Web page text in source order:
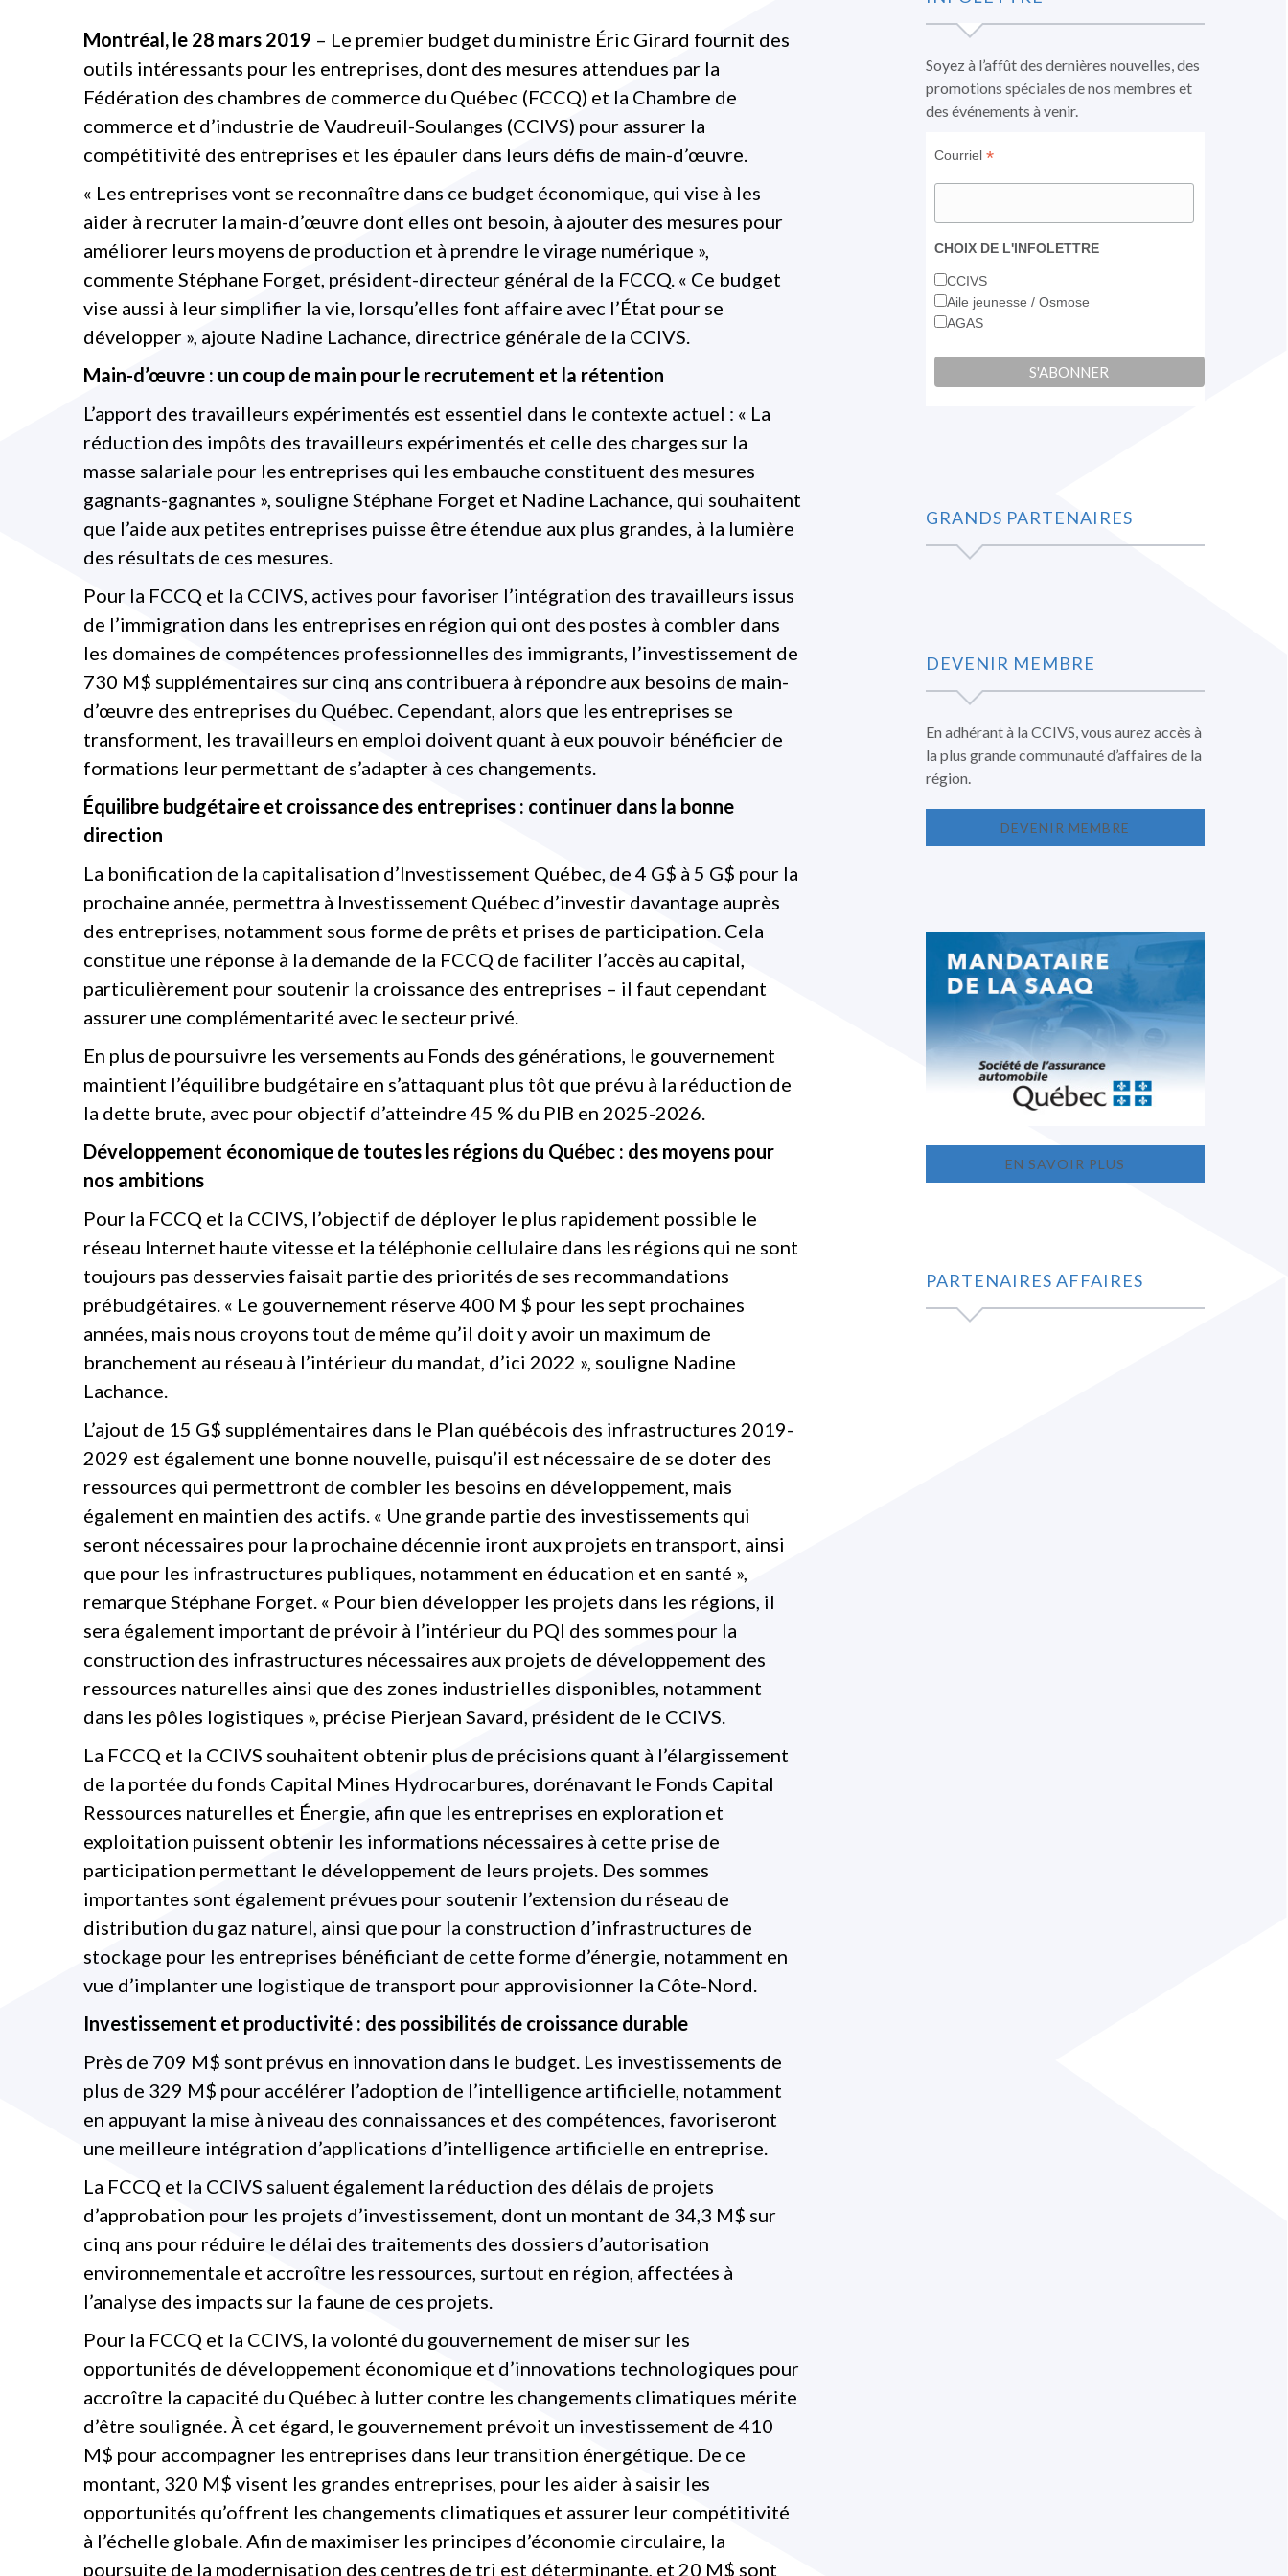
Montréal, le 28 mars 2019 – Le premier budget du ministre Éric Girard fournit des
outils intéressants pour les entreprises, dont des mesures attendues par la
Fédération des chambres de commerce du Québec (FCCQ) et la Chambre de
commerce et d’industrie de Vaudreuil-Soulanges (CCIVS) pour assurer la
compétitivité des entreprises et les épauler dans leurs défis de main-d’œuvre.
« Les entreprises vont se reconnaître dans ce budget économique, qui vise à les
aider à recruter la main-d’œuvre dont elles ont besoin, à ajouter des mesures pour
améliorer leurs moyens de production et à prendre le virage numérique »,
commente Stéphane Forget, président-directeur général de la FCCQ. « Ce budget
vise aussi à leur simplifier la vie, lorsqu’elles font affaire avec l’État pour se
développer », ajoute Nadine Lachance, directrice générale de la CCIVS.
Main-d’œuvre : un coup de main pour le recrutement et la rétention
L’apport des travailleurs expérimentés est essentiel dans le contexte actuel : « La
réduction des impôts des travailleurs expérimentés et celle des charges sur la
masse salariale pour les entreprises qui les embauche constituent des mesures
gagnants-gagnantes », souligne Stéphane Forget et Nadine Lachance, qui souhaitent
que l’aide aux petites entreprises puisse être étendue aux plus grandes, à la lumière
des résultats de ces mesures.
Pour la FCCQ et la CCIVS, actives pour favoriser l’intégration des travailleurs issus
de l’immigration dans les entreprises en région qui ont des postes à combler dans
les domaines de compétences professionnelles des immigrants, l’investissement de
730 M$ supplémentaires sur cinq ans contribuera à répondre aux besoins de main-
d’œuvre des entreprises du Québec. Cependant, alors que les entreprises se
transforment, les travailleurs en emploi doivent quant à eux pouvoir bénéficier de
formations leur permettant de s’adapter à ces changements.
Équilibre budgétaire et croissance des entreprises : continuer dans la bonne
direction
La bonification de la capitalisation d’Investissement Québec, de 4 G$ à 5 G$ pour la
prochaine année, permettra à Investissement Québec d’investir davantage auprès
des entreprises, notamment sous forme de prêts et prises de participation. Cela
constitue une réponse à la demande de la FCCQ de faciliter l’accès au capital,
particulièrement pour soutenir la croissance des entreprises – il faut cependant
assurer une complémentarité avec le secteur privé.
En plus de poursuivre les versements au Fonds des générations, le gouvernement
maintient l’équilibre budgétaire en s’attaquant plus tôt que prévu à la réduction de
la dette brute, avec pour objectif d’atteindre 45 % du PIB en 2025-2026.
Développement économique de toutes les régions du Québec : des moyens pour
nos ambitions
Pour la FCCQ et la CCIVS, l’objectif de déployer le plus rapidement possible le
réseau Internet haute vitesse et la téléphonie cellulaire dans les régions qui ne sont
toujours pas desservies faisait partie des priorités de ses recommandations
prébudgétaires. « Le gouvernement réserve 400 M $ pour les sept prochaines
années, mais nous croyons tout de même qu’il doit y avoir un maximum de
branchement au réseau à l’intérieur du mandat, d’ici 2022 », souligne Nadine
Lachance.
L’ajout de 15 G$ supplémentaires dans le Plan québécois des infrastructures 2019-
2029 est également une bonne nouvelle, puisqu’il est nécessaire de se doter des
ressources qui permettront de combler les besoins en développement, mais
également en maintien des actifs. « Une grande partie des investissements qui
seront nécessaires pour la prochaine décennie iront aux projets en transport, ainsi
que pour les infrastructures publiques, notamment en éducation et en santé »,
remarque Stéphane Forget. « Pour bien développer les projets dans les régions, il
sera également important de prévoir à l’intérieur du PQI des sommes pour la
construction des infrastructures nécessaires aux projets de développement des
ressources naturelles ainsi que des zones industrielles disponibles, notamment
dans les pôles logistiques », précise Pierjean Savard, président de le CCIVS.
La FCCQ et la CCIVS souhaitent obtenir plus de précisions quant à l’élargissement
de la portée du fonds Capital Mines Hydrocarbures, dorénavant le Fonds Capital
Ressources naturelles et Énergie, afin que les entreprises en exploration et
exploitation puissent obtenir les informations nécessaires à cette prise de
participation permettant le développement de leurs projets. Des sommes
importantes sont également prévues pour soutenir l’extension du réseau de
distribution du gaz naturel, ainsi que pour la construction d’infrastructures de
stockage pour les entreprises bénéficiant de cette forme d’énergie, notamment en
vue d’implanter une logistique de transport pour approvisionner la Côte-Nord.
Investissement et productivité : des possibilités de croissance durable
Près de 709 M$ sont prévus en innovation dans le budget. Les investissements de
plus de 329 M$ pour accélérer l’adoption de l’intelligence artificielle, notamment
en appuyant la mise à niveau des connaissances et des compétences, favoriseront
une meilleure intégration d’applications d’intelligence artificielle en entreprise.
La FCCQ et la CCIVS saluent également la réduction des délais de projets
d’approbation pour les projets d’investissement, dont un montant de 34,3 M$ sur
cinq ans pour réduire le délai des traitements des dossiers d’autorisation
environnementale et accroître les ressources, surtout en région, affectées à
l’analyse des impacts sur la faune de ces projets.
Pour la FCCQ et la CCIVS, la volonté du gouvernement de miser sur les
opportunités de développement économique et d’innovations technologiques pour
accroître la capacité du Québec à lutter contre les changements climatiques mérite
d’être soulignée. À cet égard, le gouvernement prévoit un investissement de 410
M$ pour accompagner les entreprises dans leur transition énergétique. De ce
montant, 320 M$ visent les grandes entreprises, pour les aider à saisir les
opportunités qu’offrent les changements climatiques et assurer leur compétitivité
à l’échelle globale. Afin de maximiser les principes d’économie circulaire, la
poursuite de la modernisation des centres de tri est déterminante, et 20 M$ sont
une
nouvelle
fenêtre
une
nouvelle
fenêtre
une
nouvelle
Soyez à l’affût des dernières nouvelles, des
promotions spéciales de nos membres et
des événements à venir.
Courriel *
CHOIX DE L'INFOLETTRE
CCIVS
Aile jeunesse / Osmose
AGAS
GRANDS PARTENAIRES
DEVENIR MEMBRE
En adhérant à la CCIVS, vous aurez accès à
la plus grande communauté d’affaires de la
région.
DEVENIR MEMBRE
EN SAVOIR PLUS
PARTENAIRES AFFAIRES